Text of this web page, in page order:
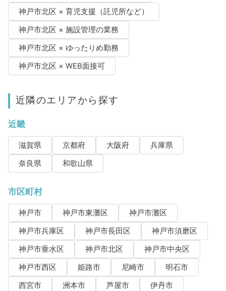
神戸市北区 × 育児支援（託児所など）
神戸市北区 × 施設管理の業務
神戸市北区 × ゆったりめ勤務
神戸市北区 × WEB面接可
近隣のエリアから探す
近畿
滋賀県 京都府 大阪府
兵庫県
奈良県
和歌山県
市区町村
神戸市 神戸市東灘区
神戸市灘区
神戸市兵庫区
神戸市長田区
神戸市須磨区
神戸市垂水区
神戸市北区
神戸市中央区
神戸市西区
姫路市 尼崎市
明石市
西宮市
洲本市 芦屋市
伊丹市